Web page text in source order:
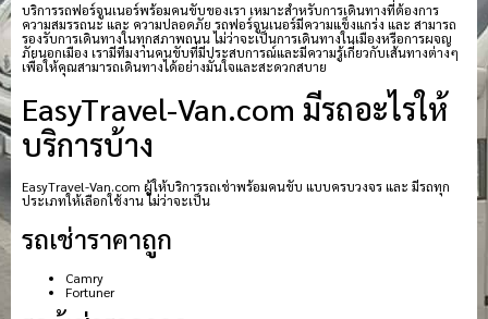
บริการรถฟอร์จูนเนอร์พร้อมคนขับของเรา เหมาะสำหรับการเดินทางที่ต้องการ
ความสมรรถนะ และ ความปลอดภัย รถฟอร์จูนเนอร์มีความแข็งแกร่ง และ สามารถ
รองรับการเดินทางในทุกสภาพถนน ไม่ว่าจะเป็นการเดินทางในเมืองหรือการผจญ
ภัยนอกเมือง เรามีทีมงานคนขับที่มีประสบการณ์และมีความรู้เกี่ยวกับเส้นทางต่างๆ
เพื่อให้คุณสามารถเดินทางได้อย่างมั่นใจและสะดวกสบาย
EasyTravel-Van.com มีรถอะไรให้
บริการบ้าง
EasyTravel-Van.com ผู้ให้บริการรถเช่าพร้อมคนขับ แบบครบวงจร และ มีรถทุก
ประเภทให้เลือกใช้งาน ไม่ว่าจะเป็น
รถเช่าราคาถูก
Camry
Fortuner